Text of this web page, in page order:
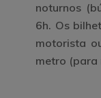
noturnos
6h. Os
motorista
metro (para